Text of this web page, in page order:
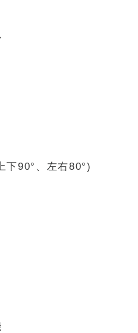
下90°、左右80°)